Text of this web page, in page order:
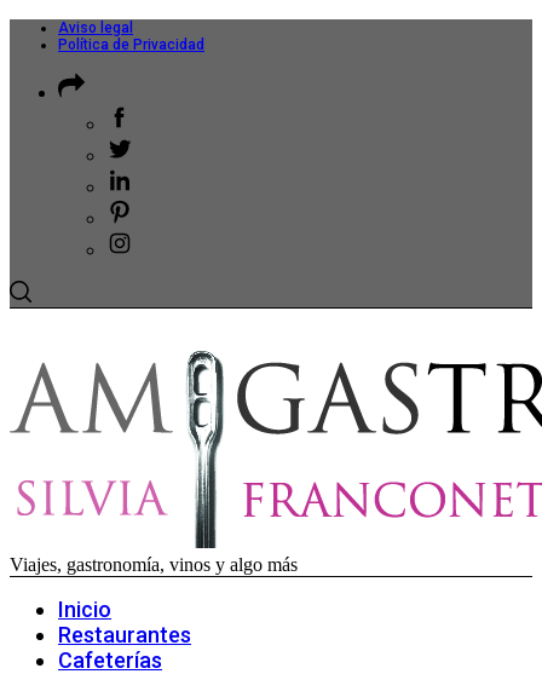
Aviso legal
Política de Privacidad
Viajes, gastronomía, vinos y algo más
Inicio
Restaurantes
Cafeterías